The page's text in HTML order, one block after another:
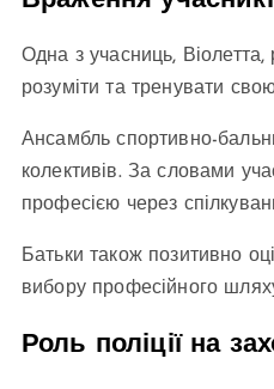
Одна з учасниць, Віолетта,
розуміти та тренувати
Ансамбль спортивно-
колективів. За словами
професією через
Батьки також позитивно
вибору професійного
Роль поліції на